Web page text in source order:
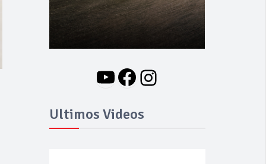
YouTube
Facebook
Instagram
Ultimos Videos